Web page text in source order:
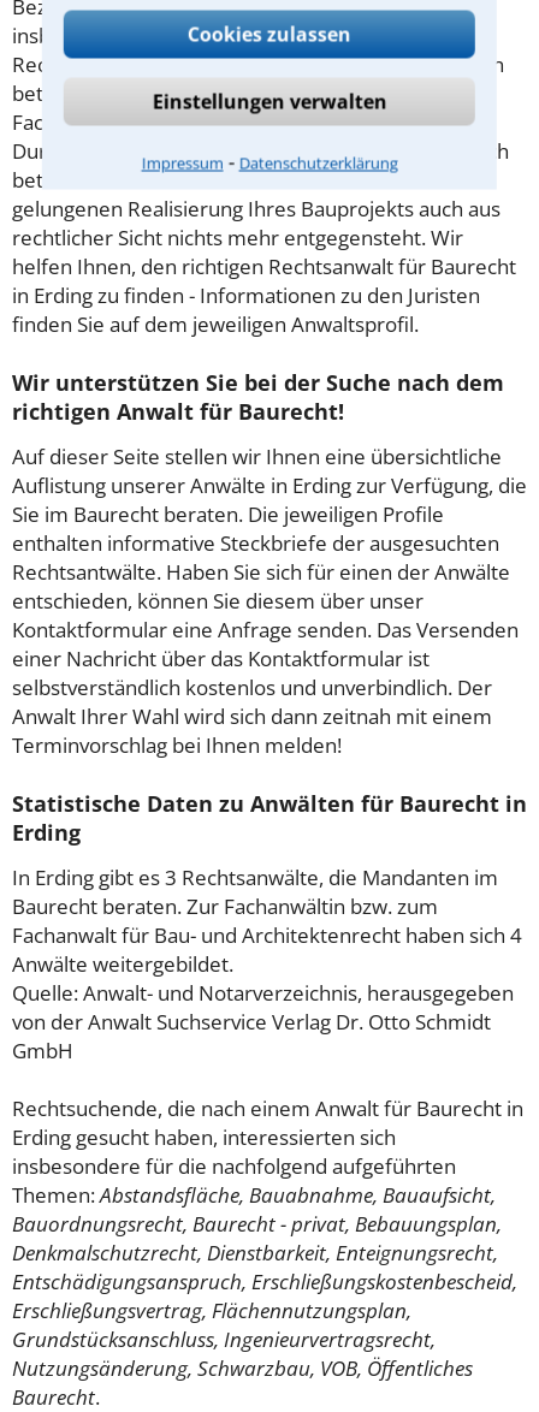
Cookies zulassen
Einstellungen verwalten
Impressum ⁃ Datenschutzerklärung
Beziehungen zwischen den privaten Baubeteiligten,
insbesondere Auftraggeber und Auftragnehmer.
Rechtliche Auseinandersetzungen in diesem Bereich
betreffen meist Mängel in der Bauausführung. Ein
Fachanwalt für Baurecht kann Sie während der
Durchführung Ihres Bauprojekts umfassend rechtlich
betreuen und Ihnen zur Seite stehen. Damit einer
gelungenen Realisierung Ihres Bauprojekts auch aus
rechtlicher Sicht nichts mehr entgegensteht. Wir
helfen Ihnen, den richtigen Rechtsanwalt für Baurecht
in Erding zu finden - Informationen zu den Juristen
finden Sie auf dem jeweiligen Anwaltsprofil.
Wir unterstützen Sie bei der Suche nach dem
richtigen Anwalt für Baurecht!
Auf dieser Seite stellen wir Ihnen eine übersichtliche
Auflistung unserer Anwälte in Erding zur Verfügung, die
Sie im Baurecht beraten. Die jeweiligen Profile
enthalten informative Steckbriefe der ausgesuchten
Rechtsantwälte. Haben Sie sich für einen der Anwälte
entschieden, können Sie diesem über unser
Kontaktformular eine Anfrage senden. Das Versenden
einer Nachricht über das Kontaktformular ist
selbstverständlich kostenlos und unverbindlich. Der
Anwalt Ihrer Wahl wird sich dann zeitnah mit einem
Terminvorschlag bei Ihnen melden!
Statistische Daten zu Anwälten für Baurecht in
Erding
In Erding gibt es 3 Rechtsanwälte, die Mandanten im
Baurecht beraten. Zur Fachanwältin bzw. zum
Fachanwalt für Bau- und Architektenrecht haben sich 4
Anwälte weitergebildet.
Quelle: Anwalt- und Notarverzeichnis, herausgegeben
von der Anwalt Suchservice Verlag Dr. Otto Schmidt
GmbH
Rechtsuchende, die nach einem Anwalt für Baurecht in
Erding gesucht haben, interessierten sich
insbesondere für die nachfolgend aufgeführten
Themen:Abstandsfläche, Bauabnahme, Bauaufsicht,
Bauordnungsrecht, Baurecht - privat, Bebauungsplan,
Denkmalschutzrecht, Dienstbarkeit, Enteignungsrecht,
Entschädigungsanspruch, Erschließungskostenbescheid,
Erschließungsvertrag, Flächennutzungsplan,
Grundstücksanschluss, Ingenieurvertragsrecht,
Nutzungsänderung, Schwarzbau, VOB, Öffentliches
Baurecht.